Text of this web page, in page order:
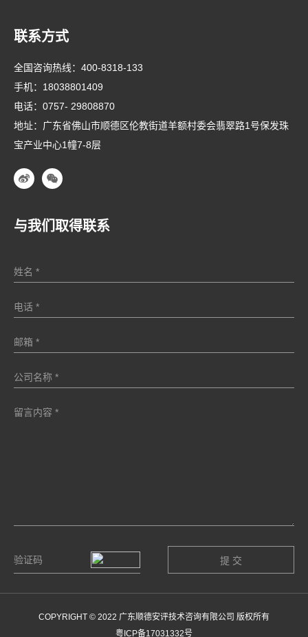
联系方式
全国咨询热线： 400-8318-133
手机： 18038801409
电话： 0757- 29808870
地址：广东省佛山市顺德区伦教街道羊额村委会翡翠路1号保发珠
宝产业中心1幢7-8层
与我们取得联系
COPYRIGHT © 2022 广东顺德安评技术咨询有限公司 版权所有
粤ICP备17031332号